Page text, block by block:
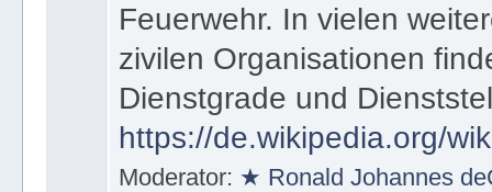
Feuerwehr. In vielen
zivilen Organisationen
Dienstgrade und
https://de.wikipedia.org/
Moderator: ★ Ronald Johannes